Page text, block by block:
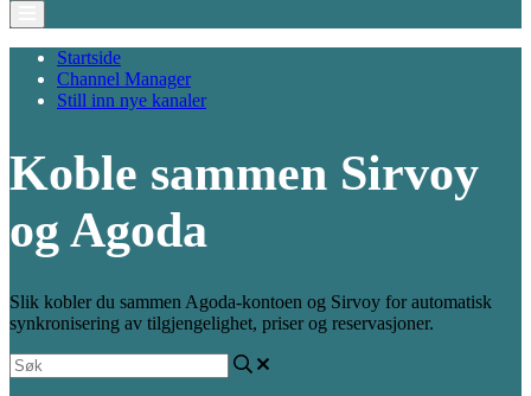
Startside
Channel Manager
Still inn nye kanaler
Koble sammen Sirvoy
og Agoda
Slik kobler du sammen Agoda-kontoen og Sirvoy for automatisk
synkronisering av tilgjengelighet, priser og reservasjoner.